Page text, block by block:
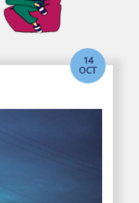
14
OCT